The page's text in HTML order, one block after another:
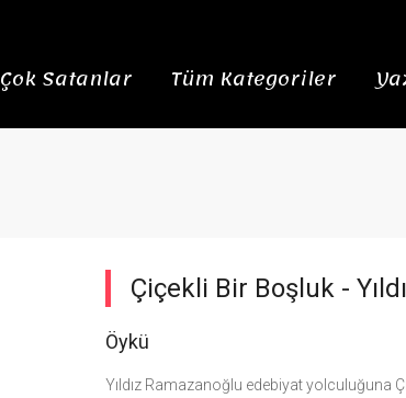
Çok Satanlar Tüm Kategoriler
Çiçekli Bir Boşluk -
Öykü
Yıldız Ramazanoğlu edebiyat yolculuğuna